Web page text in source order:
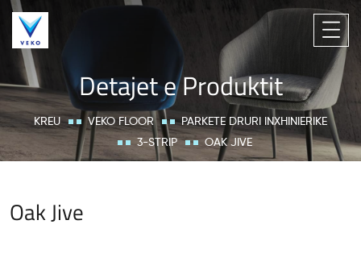
Detajet e Produktit
KREU VEKO FLOOR
PARKETE DRURI INXHINIERIKE
3-STRIP
OAK JIVE
Oak Jive